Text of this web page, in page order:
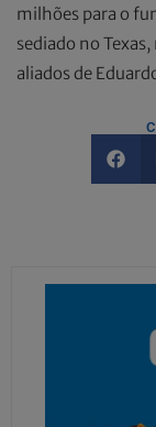
milhões para o
sediado no
aliados de